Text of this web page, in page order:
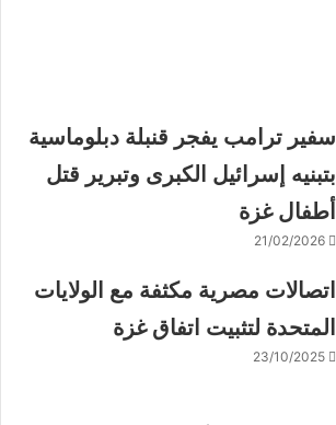
سفير ترامب يفجر قنبلة دبلوماسية
بتبنيه إسرائيل الكبرى وتبرير قتل
أطفال غزة
21/02/2026
اتصالات مصرية مكثفة مع الولايات
المتحدة لتثبيت اتفاق غزة
23/10/2025